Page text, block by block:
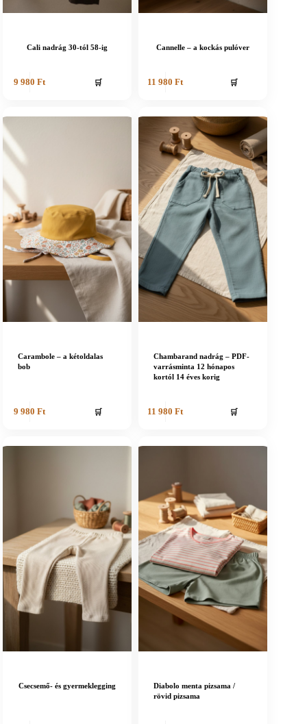
Cali nadrág 30-tól 58-ig
9 980Ft 🛒
Cannelle – a kockás pulóver
11 980Ft 🛒
Carambole – a kétoldalas
bob
9 980Ft 🛒
Chambarand nadrág – PDF-
varrásminta 12 hónapos
kortól 14 éves korig
11 980Ft 🛒
Csecsemő- és gyermeklegging
Diabolo menta pizsama /
rövid pizsama